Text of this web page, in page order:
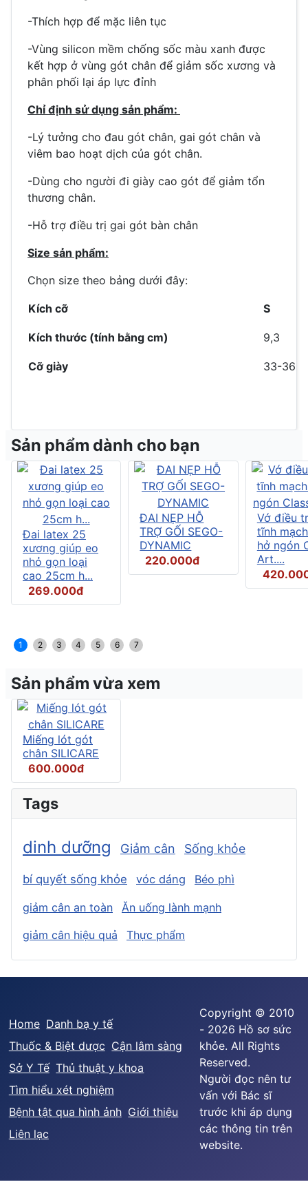
-Thích hợp để mặc liên tục
-Vùng silicon mềm chống sốc màu xanh được
kết hợp ở vùng gót chân để giảm sốc xương và
phân phối lại áp lực đỉnh
Chỉ định sử dụng sản phẩm:
-Lý tưởng cho đau gót chân, gai gót chân và
viêm bao hoạt dịch của gót chân.
-Dùng cho người đi giày cao gót để giảm tổn
thương chân.
-Hỗ trợ điều trị gai gót bàn chân
Size sản phẩm:
Chọn size theo bảng dưới đây:
Kích cỡ S
Kích thước (tính bằng cm) 9,3
Cỡ giày 33-36
Sản phẩm dành cho bạn
Đai latex 25
xương giúp eo
nhỏ gọn loại
cao 25cm h...
269.000đ
ĐAI NẸP HỖ
TRỢ GỐI SEGO-
DYNAMIC
220.000đ
Vớ điều
tĩnh
hở ngón
Art....
1 2 3 4 5 6 7
Sản phẩm vừa xem
Miếng lót gót
chân SILICARE
600.000đ
Tags
dinh dưỡng Giảm cân Sống khỏe
bí quyết sống khỏe vóc dáng Béo phì
giảm cân an toàn
Ăn uống lành mạnh
giảm cân hiệu quả
Thực phẩm
Home Danh bạ y tế
Thuốc & Biệt dược Cận lâm sàng
Sở Y Tế Thủ thuật y khoa
Tìm hiểu xét nghiệm
Bệnh tật qua hình ảnh Giới thiệu
Liên lạc
Copyright © 2010
- 2026 Hồ sơ sức
khỏe. All Rights
Reserved.
Người đọc nên tư
vấn với Bác sĩ
trước khi áp dụng
các thông tin trên
website.